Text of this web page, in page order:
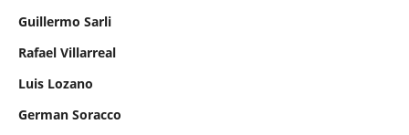
Guillermo Sarli
Rafael Villarreal
Luis Lozano
German Soracco